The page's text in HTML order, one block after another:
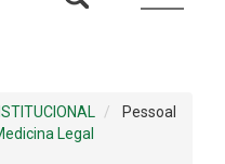
Pessoal
Legal